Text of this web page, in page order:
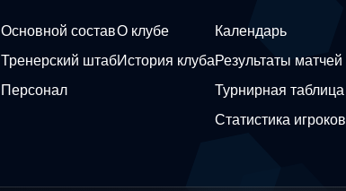
Основной состав
Тренерский штаб
Персонал
О клубе
История клуба
Календарь
Результаты матчей
Турнирная таблица
Статистика игроков